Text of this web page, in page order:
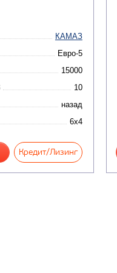
КАМАЗ
Евро-5
15000
10
назад
6x4
Кредит/Лизинг